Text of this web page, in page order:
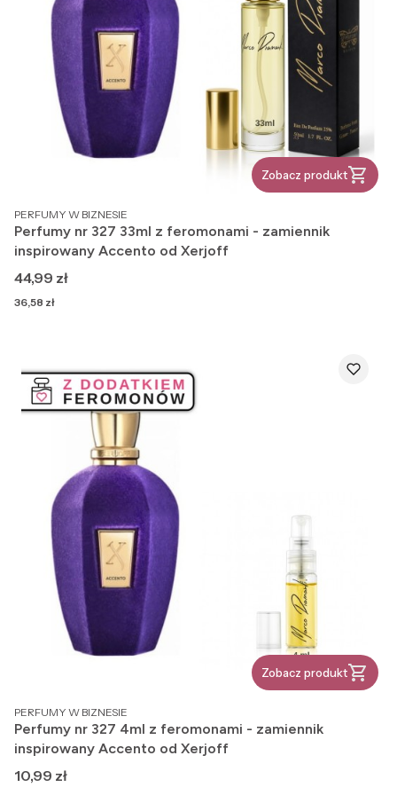
Zobacz produkt
PRODUCENT
PERFUMY W BIZNESIE
Perfumy nr 327 33ml z feromonami - zamiennik
inspirowany Accento od Xerjoff
Cena
44,99 zł
Cena
36,58 zł
Zobacz produkt
PRODUCENT
PERFUMY W BIZNESIE
Perfumy nr 327 4ml z feromonami - zamiennik
inspirowany Accento od Xerjoff
Cena
10,99 zł